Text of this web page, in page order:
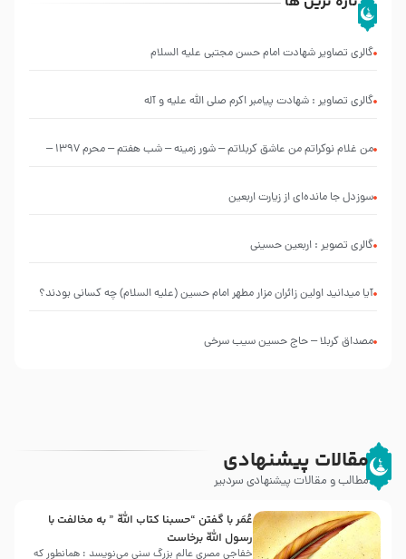
گالری تصاویر شهادت امام حسن مجتبی علیه السلام
گالری تصاویر : شهادت پیامبر اکرم صلی الله علیه و آله
من غلام نوکراتم من عاشق کربلاتم – شور زمینه – شب هفتم – محرم 1397 –
سوزدل جا مانده‌ای از زیارت اربعین
گالری تصویر : اربعین حسینی
آیا میدانید اولین زائران مزار مطهر امام حسین (علیه السلام) چه کسانی بودند؟
مصداق کربلا – حاج حسین سیب سرخی
مقالات پیشنهادی
مطالب و مقالات پیشنهادی سردبیر
عُمَر با گفتن “حسبنا كتاب اللّه ” به مخالفت با
رسول اللّه برخاست
خفاجی مصری عالم بزرگ سنی می‌نویسد : همانطور که